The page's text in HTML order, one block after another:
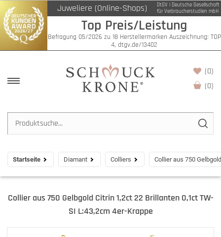
Juweliere (Online-Shops)
DtGV | Deutsche Gesellschaft
für Verbraucherstudien mbH
Top Preis/Leistung
Befragung 05/2026 zu 18 Herstellermarken Auszeichnung: TOP
4, dtgv.de/13402
(0)
(0)
Startseite Diamant Colliers Collier aus 750
Collier aus 750 Gelbgold Citrin 1,2ct 22 Brillanten 0,1ct TW-
SI L:43,2cm 4er-Krappe